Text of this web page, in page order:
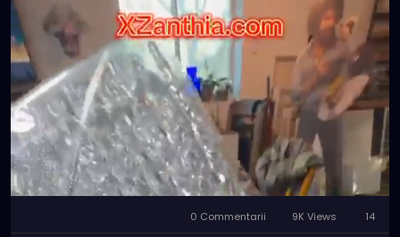
0 Commentarii 9K Views 14